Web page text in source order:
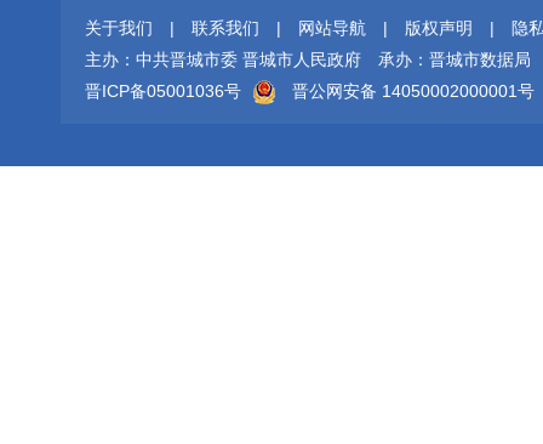
关于我们 | 联系我们 | 网站导航 | 版权声明 |
隐
主办：中共晋城市委 晋城市人民政府
承办：晋城市数据局
晋ICP备05001036号
晋公网安备 14050002000001号